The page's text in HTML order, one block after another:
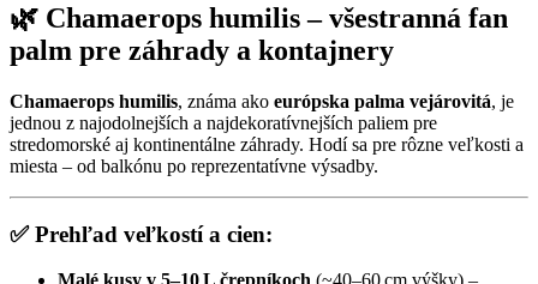
🌿 Chamaerops humilis – všestranná fan
palm pre záhrady a kontajnery
Chamaerops humilis, známa ako európska palma vejárovitá, je
jednou z najodolnejších a najdekoratívnejších paliem pre
stredomorské aj kontinentálne záhrady. Hodí sa pre rôzne veľkosti a
miesta – od balkónu po reprezentatívne výsadby.
✅Prehľad veľkostí a cien: